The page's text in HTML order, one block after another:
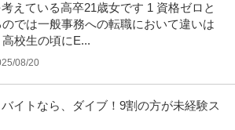
えている高卒21歳女です 1 資格ゼロと
では一般事務への転職において違いは
校生の頃にE...
08/20
イトなら、ダイブ！9割の方が未経験ス